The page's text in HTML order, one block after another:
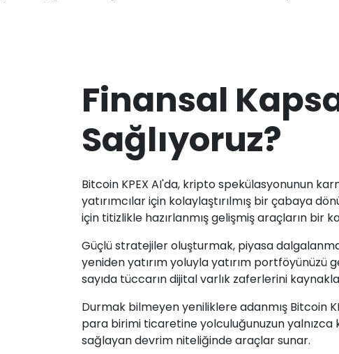
Finansal
Sağlıyoruz?
Bitcoin KPEX AI'da, kripto spekülasyonunun
yatırımcılar için kolaylaştırılmış bir çabaya
için titizlikle hazırlanmış gelişmiş araçların bir
Güçlü stratejiler oluşturmak, piyasa
yeniden yatırım yoluyla yatırım portföyünüzü
sayıda tüccarın dijital varlık zaferlerini
Durmak bilmeyen yeniliklere adanmış Bitcoin
para birimi ticaretine yolculuğunuzun yalnızca
sağlayan devrim niteliğinde araçlar sunar.